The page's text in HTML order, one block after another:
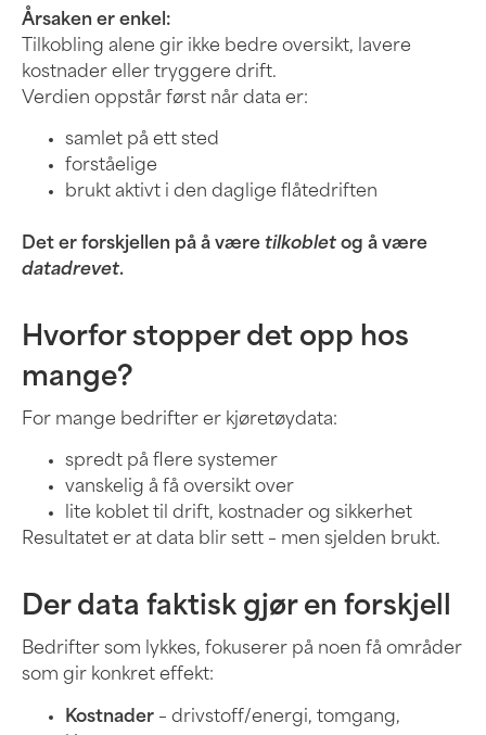
Årsaken er enkel:
Tilkobling alene gir ikke bedre oversikt, lavere
kostnader eller tryggere drift.
Verdien oppstår først når data er:
samlet på ett sted
forståelige
brukt aktivt i den daglige flåtedriften
Det er forskjellen på å være tilkoblet og å være
datadrevet.
Hvorfor stopper det opp hos
mange?
For mange bedrifter er kjøretøydata:
spredt på flere systemer
vanskelig å få oversikt over
lite koblet til drift, kostnader og sikkerhet
Resultatet er at data blir sett – men sjelden brukt.
Der data faktisk gjør en forskjell
Bedrifter som lykkes, fokuserer på noen få områder
som gir konkret effekt:
Kostnader – drivstoff/energi, tomgang,